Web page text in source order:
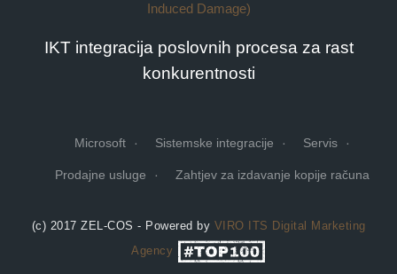
Induced Damage)
IKT integracija poslovnih procesa za rast
konkurentnosti
Microsoft Sistemske integracije Servis
Prodajne usluge Zahtjev za izdavanje kopije računa
(c) 2017 ZEL-COS - Powered by VIRO ITS Digital Marketing
Agency